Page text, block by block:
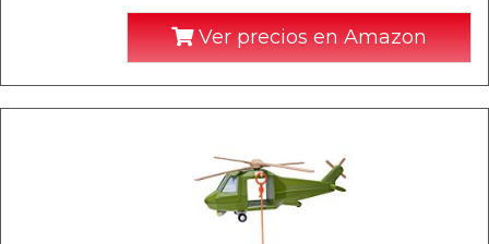
Ver precios en Amazon